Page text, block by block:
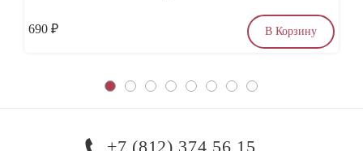
690 ₽ В Корзину
+7 (812) 374 56 15